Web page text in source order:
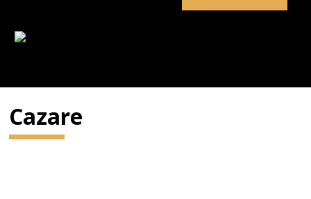
Cazare